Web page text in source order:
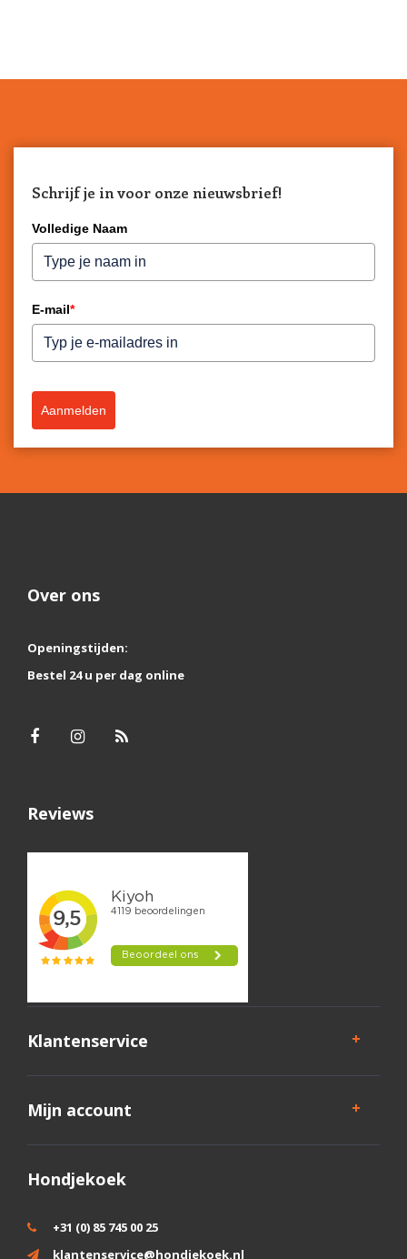
Schrijf je in voor onze nieuwsbrief!
Volledige Naam
E-mail*
Aanmelden
Over ons
Openingstijden:
Bestel 24 u per dag online
Reviews
Klantenservice
Mijn account
Hondjekoek
+31 (0) 85 745 00 25
klantenservice@hondjekoek.nl